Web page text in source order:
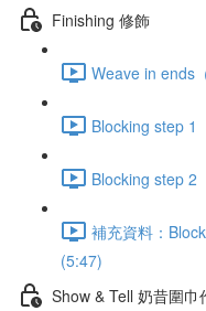
Finishing 修飾
Weave in ends
Blocking step 1
Blocking step 2
補充資料：
(5:47)
Show & Tell 奶昔圍巾